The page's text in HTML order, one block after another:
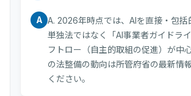
A A. 2026年時点では、AIを直接・包括
単独法ではなく「AI事業者ガイドラ
フトロー（自主的取組の促進）が中
の法整備の動向は所管府省の最新情
ください。